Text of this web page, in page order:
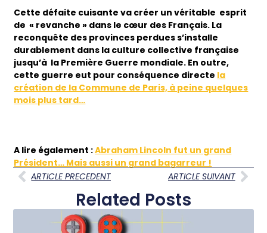
Cette défaite cuisante va créer un véritable esprit
de « revanche » dans le cœur des Français. La
reconquête des provinces perdues s’installe
durablement dans la culture collective française
jusqu’à la Première Guerre mondiale. En outre,
cette guerre eut pour conséquence directe la
création de la Commune de Paris, à peine quelques
mois plus tard…
A lire également :Abraham Lincoln fut un grand
Président… Mais aussi un grand bagarreur !
ARTICLE PRECEDENT
ARTICLE SUIVANT
Related Posts